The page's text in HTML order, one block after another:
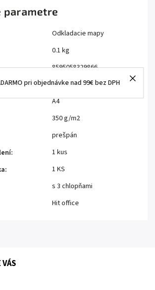
pri objednávke nad 99€ bez DPH
parametre
Odkladacie mapy
0.1 kg
8595058329866
čierna
A4
350 g/m2
prešpán
:
1 kus
:
1 KS
s 3 chlopňami
Hit office